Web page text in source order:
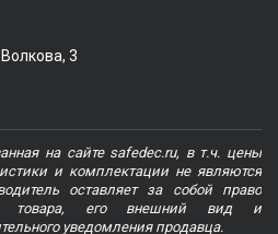
3
на сайте safedec.ru, в т.ч. цены
и комплектации не являются
оставляет за собой право
товара, его внешний вид и
уведомления продавца.